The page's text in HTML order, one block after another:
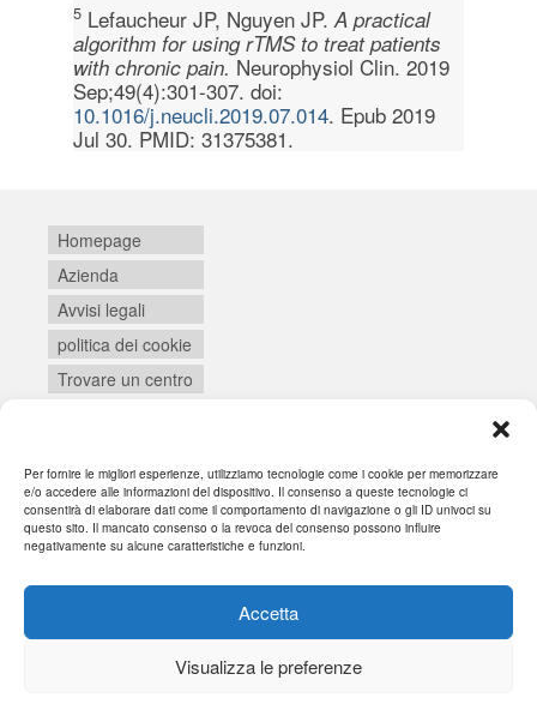
Per fornire le migliori esperienze, utilizziamo tecnologie come i cookie per memorizzare
e/o accedere alle informazioni del dispositivo. Il consenso a queste tecnologie ci
consentirà di elaborare dati come il comportamento di navigazione o gli ID univoci su
questo sito. Il mancato consenso o la revoca del consenso possono influire
negativamente su alcune caratteristiche e funzioni.
Accetta
Visualizza le preferenze
5 Lefaucheur JP, Nguyen JP.A practical
algorithm for using rTMS to treat patients
with chronic pain.Neurophysiol Clin. 2019
Sep;49(4):301-307. doi:
10.1016/j.neucli.2019.07.014. Epub 2019
Jul 30. PMID: 31375381.
Homepage
Azienda
Avvisi legali
politica dei cookie
Trovare un centro
Login
Kadence WP